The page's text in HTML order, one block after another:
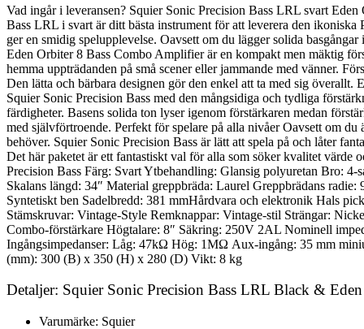
Vad ingår i leveransen? Squier Sonic Precision Bass LRL svart
Bass LRL i svart är ditt bästa instrument för att leverera den
ger en smidig spelupplevelse. Oavsett om du lägger solida
Eden Orbiter 8 Bass Combo Amplifier är en kompakt men mäktig
hemma uppträdanden på små scener eller jammande med vänner.
Den lätta och bärbara designen gör den enkel att ta med sig
Squier Sonic Precision Bass med den mångsidiga och tydliga
färdigheter. Basens solida ton lyser igenom förstärkaren medan
med självförtroende. Perfekt för spelare på alla nivåer Oavsett om
behöver. Squier Sonic Precision Bass är lätt att spela på och låter
Det här paketet är ett fantastiskt val för alla som söker kvalitet
Precision Bass Färg: Svart Ytbehandling: Glansig polyuretan Bro:
Skalans längd: 34″ Material greppbräda: Laurel Greppbrädans
Syntetiskt ben Sadelbredd: 381 mmHårdvara och elektronik Hals
Stämskruvar: Vintage-Style Remknappar: Vintage-stil Strängar:
Combo-förstärkare Högtalare: 8″ Säkring: 250V 2AL Nominell
Ingångsimpedanser: Låg: 47kΩ Hög: 1MΩ Aux-ingång: 35 mm
(mm): 300 (B) x 350 (H) x 280 (D) Vikt: 8 kg
Detaljer: Squier Sonic Precision Bass LRL Black &
Varumärke: Squier